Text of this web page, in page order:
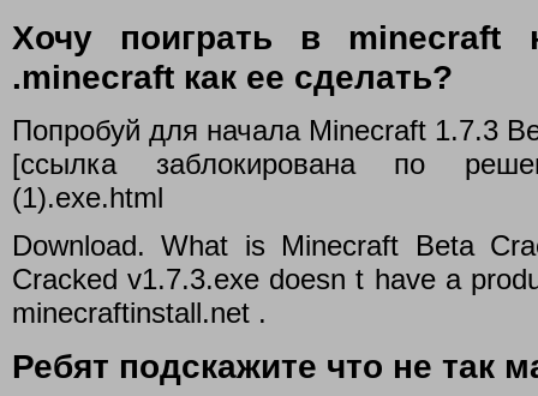
Хочу поиграть в minecraft
.minecraft как ее сделать?
Попробуй для начала Minecraft 1.7.3
[ссылка заблокирована по
(1).exe.html
Download. What is Minecraft Beta
Cracked v1.7.3.exe doesn t have a
minecraftinstall.net .
Ребят подскажите что не так